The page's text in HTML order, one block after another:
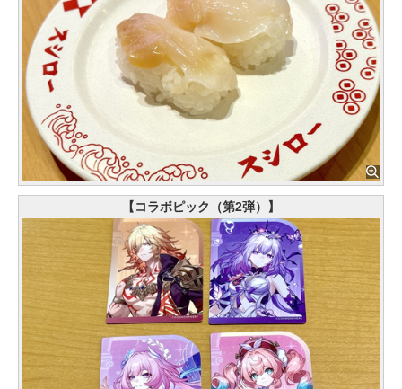
【コラボピック（第2弾）】